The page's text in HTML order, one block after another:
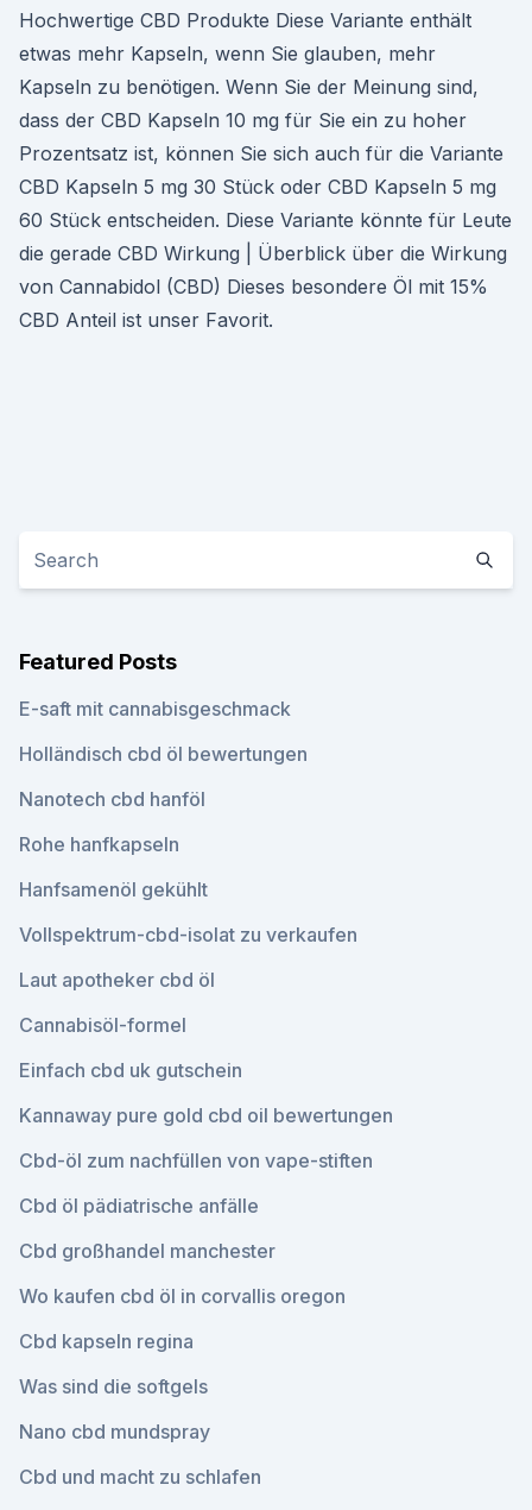
Hochwertige CBD Produkte Diese Variante enthält
etwas mehr Kapseln, wenn Sie glauben, mehr
Kapseln zu benötigen. Wenn Sie der Meinung sind,
dass der CBD Kapseln 10 mg für Sie ein zu hoher
Prozentsatz ist, können Sie sich auch für die Variante
CBD Kapseln 5 mg 30 Stück oder CBD Kapseln 5 mg
60 Stück entscheiden. Diese Variante könnte für Leute
die gerade CBD Wirkung | Überblick über die Wirkung
von Cannabidol (CBD) Dieses besondere Öl mit 15%
CBD Anteil ist unser Favorit.
Featured Posts
E-saft mit cannabisgeschmack
Holländisch cbd öl bewertungen
Nanotech cbd hanföl
Rohe hanfkapseln
Hanfsamenöl gekühlt
Vollspektrum-cbd-isolat zu verkaufen
Laut apotheker cbd öl
Cannabisöl-formel
Einfach cbd uk gutschein
Kannaway pure gold cbd oil bewertungen
Cbd-öl zum nachfüllen von vape-stiften
Cbd öl pädiatrische anfälle
Cbd großhandel manchester
Wo kaufen cbd öl in corvallis oregon
Cbd kapseln regina
Was sind die softgels
Nano cbd mundspray
Cbd und macht zu schlafen